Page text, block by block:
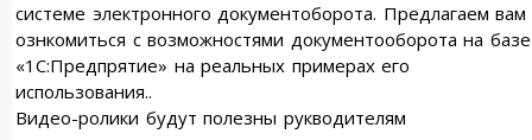
системе электронного документоборота. Предлагаем вам
ознкомиться с возможностями документооборота на базе
«1С:Предпрятие» на реальных примерах его
использования..
Видео-ролики будут полезны рукводителям